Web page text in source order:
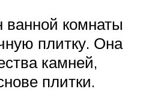
ванной комнаты
плитку. Она
камней,
плитки.